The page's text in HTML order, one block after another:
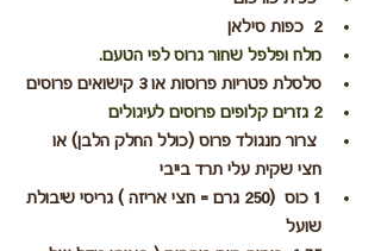
2  כפות סילאן
מלח ופלפל שחור גרוס לפי הטעם.
סלסלת פטריות פרוסות או 3 קישואים פרוסים
2 גזרים קלופים פרוסים לעיגולים
צרור מנגולד פרוס (כולל החלק הלבן) או
חצי שקית עלי תרד בייבי
1 כוס  (250 גרם = חצי אריזה ) גריסי שיבולת
שועל